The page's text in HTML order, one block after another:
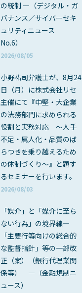
の統制 ―（デジタル・ガ
バナンス／サイバーセキ
ュリティニュース
No.6）
2026/08/05
小野祐司弁護士が、8月24
日（月）に株式会社リセ
主催にて『中堅・大企業
の法務部門に求められる
役割と実務対応 ～人手
不足・属人化・品質のば
らつきを乗り越えるため
の体制づくり～』と題す
るセミナーを行います。
2026/08/03
「媒介」と「媒介に至ら
ない行為」の境界線―
「主要行等向けの総合的
な監督指針」等の一部改
正（案）（銀行代理業関
係等） ―（金融規制ニ
ュース）